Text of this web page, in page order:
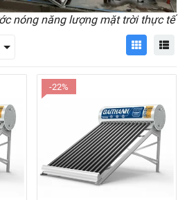
nóng năng lượng mặt trời thực tế
-22%